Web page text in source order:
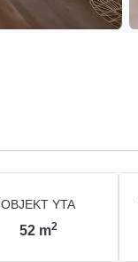
OBJEKT YTA
52 m2